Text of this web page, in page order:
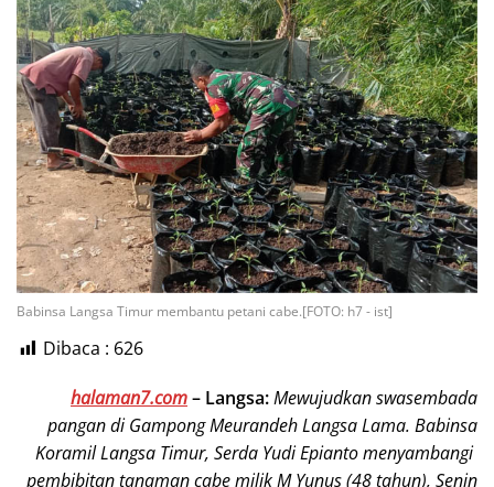
Babinsa Langsa Timur membantu petani cabe.[FOTO: h7 - ist]
Dibaca : 626
halaman7.com– Langsa:Mewujudkan swasembada
pangan di Gampong Meurandeh Langsa Lama. Babinsa
Koramil Langsa Timur, Serda Yudi Epianto menyambangi
pembibitan tanaman cabe milik M Yunus (48 tahun), Senin